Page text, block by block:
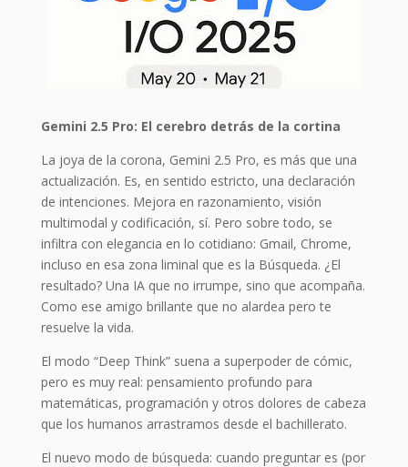
Gemini 2.5 Pro: El cerebro detrás de la cortina
La joya de la corona, Gemini 2.5 Pro, es más que una
actualización. Es, en sentido estricto, una declaración
de intenciones. Mejora en razonamiento, visión
multimodal y codificación, sí. Pero sobre todo, se
infiltra con elegancia en lo cotidiano: Gmail, Chrome,
incluso en esa zona liminal que es la Búsqueda. ¿El
resultado? Una IA que no irrumpe, sino que acompaña.
Como ese amigo brillante que no alardea pero te
resuelve la vida.
El modo “Deep Think” suena a superpoder de cómic,
pero es muy real: pensamiento profundo para
matemáticas, programación y otros dolores de cabeza
que los humanos arrastramos desde el bachillerato.
El nuevo modo de búsqueda: cuando preguntar es (por